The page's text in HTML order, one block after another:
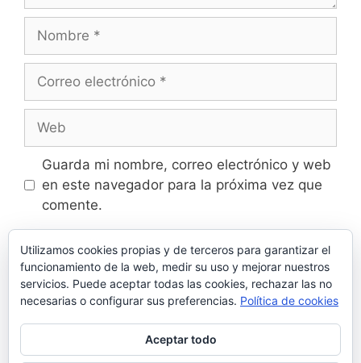
electrónico
Guarda mi nombre, correo electrónico y web
en este navegador para la próxima vez que
comente.
Este sitio usa Akismet para reducir el spam.
Aprende cómo se procesan los datos de tus
Utilizamos cookies propias y de terceros para garantizar el
funcionamiento de la web, medir su uso y mejorar nuestros
servicios. Puede aceptar todas las cookies, rechazar las no
necesarias o configurar sus preferencias. Política de cookies
Aceptar todo